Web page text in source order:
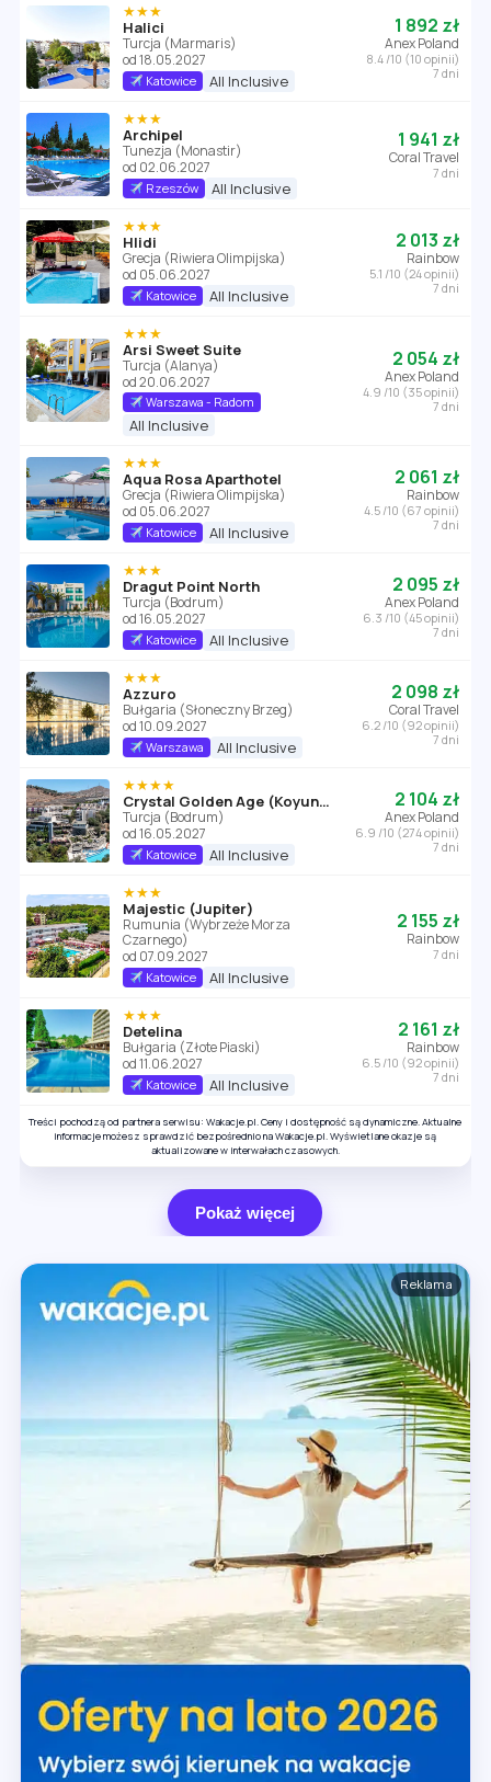
★★★
Halici
Turcja (Marmaris)
od 18.05.2027
Katowice All Inclusive
1 892 zł
Anex Poland
8.4 /10 (10 opinii)
7 dni
★★★
Archipel
Tunezja (Monastir)
od 02.06.2027
Rzeszów All Inclusive
1 941 zł
Coral Travel
7 dni
★★★
Hlidi
Grecja (Riwiera Olimpijska)
od 05.06.2027
Katowice All Inclusive
2 013 zł
Rainbow
5.1 /10 (24 opinii)
7 dni
★★★
Arsi Sweet Suite
Turcja (Alanya)
od 20.06.2027
Warszawa - Radom
All Inclusive
2 054 zł
Anex Poland
4.9 /10 (35 opinii)
7 dni
★★★
Aqua Rosa Aparthotel
Grecja (Riwiera Olimpijska)
od 05.06.2027
Katowice All Inclusive
2 061 zł
Rainbow
4.5 /10 (67 opinii)
7 dni
★★★
Dragut Point North
Turcja (Bodrum)
od 16.05.2027
Katowice All Inclusive
2 095 zł
Anex Poland
6.3 /10 (45 opinii)
7 dni
★★★
Azzuro
Bułgaria (Słoneczny Brzeg)
od 10.09.2027
Warszawa All Inclusive
2 098 zł
Coral Travel
6.2 /10 (92 opinii)
7 dni
★★★★
Crystal Golden Age (Koyunbaba)
Turcja (Bodrum)
od 16.05.2027
Katowice All Inclusive
2 104 zł
Anex Poland
6.9 /10 (274 opinii)
7 dni
★★★
Majestic (Jupiter)
Rumunia (Wybrzeże Morza
Czarnego)
od 07.09.2027
Katowice All Inclusive
2 155 zł
Rainbow
7 dni
★★★
Detelina
Bułgaria (Złote Piaski)
od 11.06.2027
Katowice All Inclusive
2 161 zł
Rainbow
6.5 /10 (92 opinii)
7 dni
Treści pochodzą od partnera serwisu: Wakacje.pl. Ceny i dostępność są dynamiczne. Aktualne
informacje możesz sprawdzić bezpośrednio na Wakacje.pl. Wyświetlane okazje są
aktualizowane w interwałach czasowych.
Pokaż więcej
Reklama